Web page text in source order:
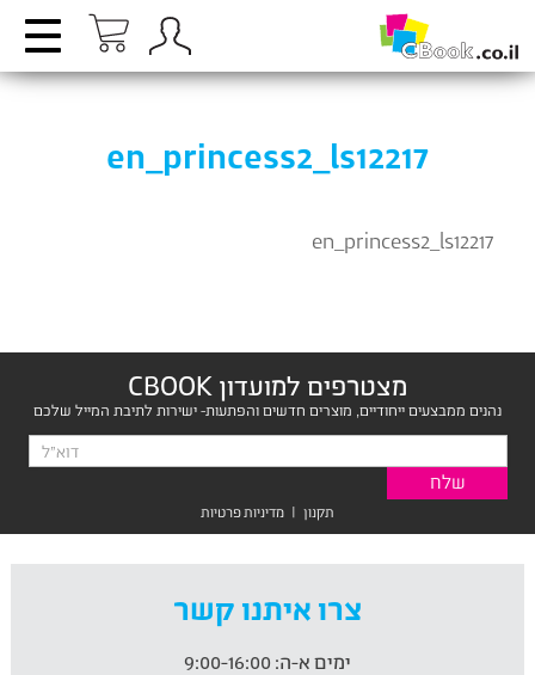
en_princess2_ls12217
en_princess2_ls12217
מצטרפים למועדון CBOOK
נהנים ממבצעים ייחודיים, מוצרים חדשים והפתעות- ישירות לתיבת המייל שלכם
תקנון | מדיניות פרטיות
צרו איתנו קשר
ימים א-ה: